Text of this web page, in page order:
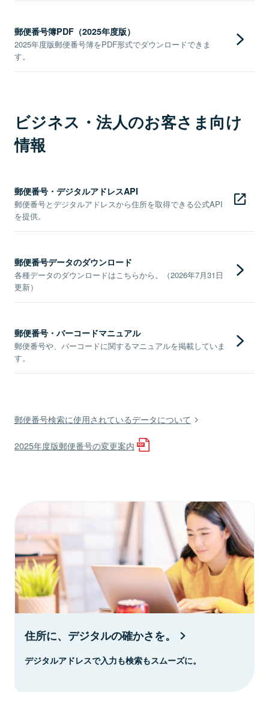
郵便番号簿PDF（2025年度版）
2025年度版郵便番号簿をPDF形式でダウンロードできま
す。
ビジネス・法人のお客さま向け
情報
郵便番号・デジタルアドレスAPI
郵便番号とデジタルアドレスから住所を取得できる公式API
を提供。
郵便番号データのダウンロード
各種データのダウンロードはこちらから。（2026年7月31日
更新）
郵便番号・バーコードマニュアル
郵便番号や、バーコードに関するマニュアルを掲載していま
す。
郵便番号検索に使用されているデータについて
2025年度版郵便番号の変更案内
住所に、デジタルの確かさを。
デジタルアドレスで入力も検索もスムーズに。